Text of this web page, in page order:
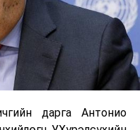
дарга Антонио